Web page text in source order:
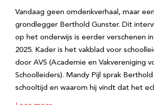
Vandaag geen omdenkverhaal, maar
grondlegger Berthold Gunster. Dit
op het onderwijs is eerder verschenen
2025. Kader is het vakblad voor
door AVS (Academie en Vakvereniging
Schoolleiders). Mandy Pijl sprak
schooltijd en waarom hij vindt dat het